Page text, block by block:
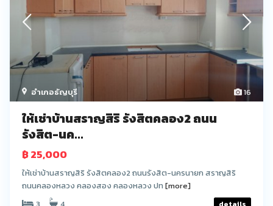
16
อำเภอธัญบุรี
ให้เช่าบ้านสราญสิริ รังสิตคลอง2 ถนน
รังสิต-นค...
฿ 25,000
ให้เช่าบ้านสราญสิริ รังสิตคลอง2 ถนนรังสิต-นครนายก สราญสิริ
ถนนคลองหลวง คลองสอง คลองหลวง ปท [more]